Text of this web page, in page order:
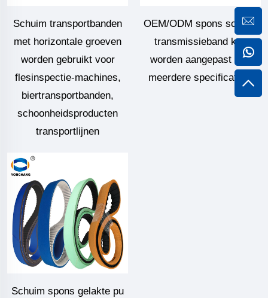
Schuim transportbanden
met horizontale groeven
worden gebruikt voor
flesinspectie-machines,
biertransportbanden,
schoonheidsproducten
transportlijnen
OEM/ODM spons schuim
transmissieband kan
worden aangepast met
meerdere specificaties.
Schuim spons gelakte pu